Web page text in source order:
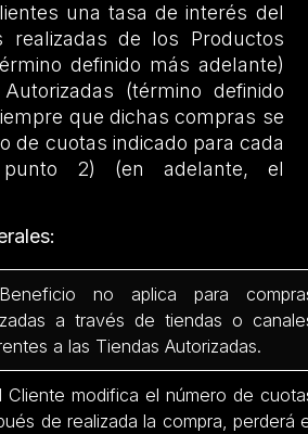
una tasa de interés del
realizadas de los Productos
definido más adelante)
(término definido
que dichas compras se
de cuotas indicado para cada
2) (en adelante, el
no aplica para
a través de tiendas o
a las Tiendas Autorizadas.
Cliente modifica el número de
de realizada la compra, perderá